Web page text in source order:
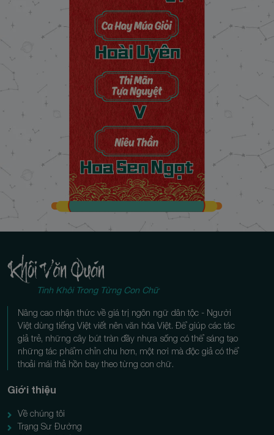
Chương 24: Dấu tích Huyết Vũ 22/11/2024
Chương 25: Trở lại kinh thành 22/11/2024
Chương 26: Một ngày đã xa
Chương 27: Không thể buông tay 22/11/2024
Chương 28: Giấc mơ Yên Tảo
Chương 29: Mặt trái hoa lệ 22/11/2024
Chương 30: Khuấy động đêm trăng
Chương 31: Bóng đêm ngoại thành 22/11/2024
Chương 32: Nắng nhạt lưng trời 22/11/2024
Chương 33: Vệt tối thời gian 22/11/2024
Chương 34: Thế trận giăng bày 22/11/2024
Chương 35: Đột kích thôn trang 22/11/2024
Chương 36: Hội ngộ quân tử 22/11/2024
Chương 38: Kiếm hoạ nhân tâm
Chương 39: Ranh giới mong manh
Chương 41: Gió lạnh trăng treo 22/11/2024
Chương 42: Ý niệm vương quyền 22/11/2024
Chương 43: Trời xanh bất tận
Chương 45: Trái tim sát thủ
Chương 46: Màn đêm tĩnh lặng
Tinh Khôi Trong Từng Con Chữ
Nâng cao nhận thức về giá trị ngôn ngữ dân tộc - Người
Việt dùng tiếng Việt viết nên văn hóa Việt. Để giúp các tác
giả trẻ, những cây bút tràn đầy nhựa sống có thể sáng tạo
những tác phẩm chỉn chu hơn, một nơi mà độc giả có thể
thoải mái thả hồn bay theo từng con chữ.
Giới thiệu
Về chúng tôi
Trạng Sư Đường